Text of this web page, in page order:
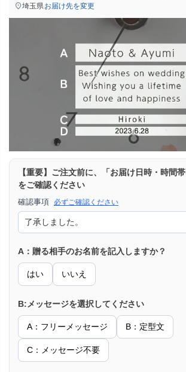
埼玉県お届け先を変更
【重要】ご注文前に、「お届け日時・時間
をご確認ください
確認事項 必ずご確認ください
A：贈る相手のお名前を記入しますか？
はい いいえ
B:メッセージを選択してください
A：フリーメッセージ B：定型文
C：メッセージ不要